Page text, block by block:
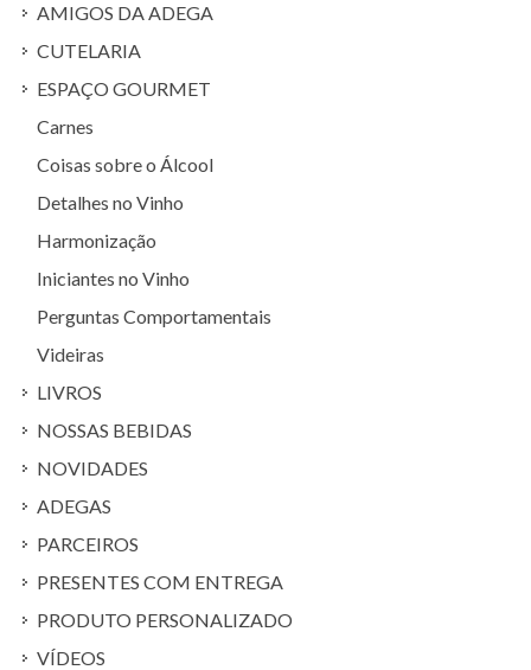
AMIGOS DA ADEGA
CUTELARIA
ESPAÇO GOURMET
Carnes
Coisas sobre o Álcool
Detalhes no Vinho
Harmonização
Iniciantes no Vinho
Perguntas Comportamentais
Videiras
LIVROS
NOSSAS BEBIDAS
NOVIDADES
ADEGAS
PARCEIROS
PRESENTES COM ENTREGA
PRODUTO PERSONALIZADO
VÍDEOS